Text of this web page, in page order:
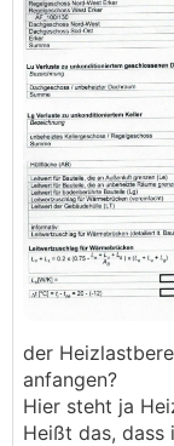
der
anfangen?
Hier steht ja
Heißt das, dass